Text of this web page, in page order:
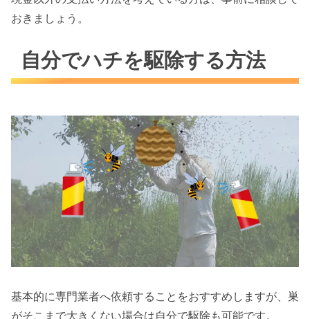
おきましょう。
自分でハチを駆除する方法
基本的に専門業者へ依頼することをおすすめしますが、巣
がそこまで大きくない場合は自分で駆除も可能です。